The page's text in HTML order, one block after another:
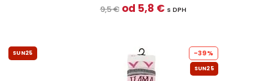
9,5 € od 5,8 € s DPH
SUN25 -39%
SUN25